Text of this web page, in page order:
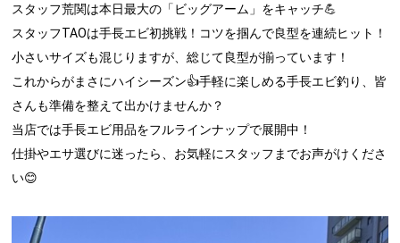
スタッフ荒関は本日最大の「ビッグアーム」をキャッチ💪
スタッフTAOは手長エビ初挑戦！コツを掴んで良型を連続ヒット！
小さいサイズも混じりますが、総じて良型が揃っています！
これからがまさにハイシーズン👍手軽に楽しめる手長エビ釣り、皆
さんも準備を整えて出かけませんか？
当店では手長エビ用品をフルラインナップで展開中！
仕掛やエサ選びに迷ったら、お気軽にスタッフまでお声がけくださ
い😊